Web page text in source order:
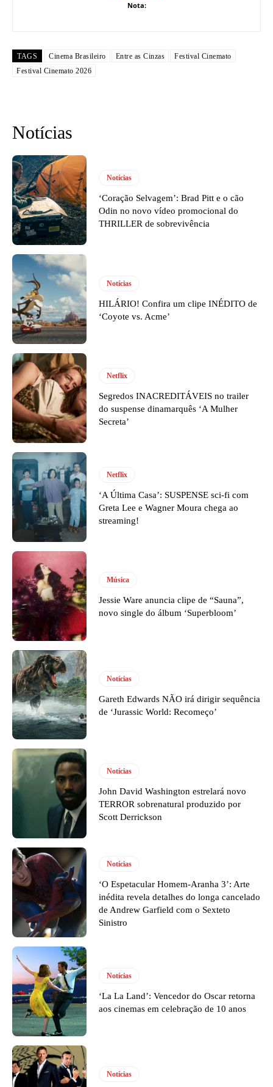
Nota:
TAGS Cinema Brasileiro Entre as Cinzas
Festival Cinemato
Festival Cinemato 2026
Notícias
Notícias
‘Coração Selvagem’: Brad Pitt e o cão
Odin no novo vídeo promocional do
THRILLER de sobrevivência
Notícias
HILÁRIO! Confira um clipe INÉDITO de
‘Coyote vs. Acme’
Netflix
Segredos INACREDITÁVEIS no trailer
do suspense dinamarquês ‘A Mulher
Secreta’
Netflix
‘A Última Casa’: SUSPENSE sci-fi com
Greta Lee e Wagner Moura chega ao
streaming!
Música
Jessie Ware anuncia clipe de “Sauna”,
novo single do álbum ‘Superbloom’
Notícias
Gareth Edwards NÃO irá dirigir sequência
de ‘Jurassic World: Recomeço’
Notícias
John David Washington estrelará novo
TERROR sobrenatural produzido por
Scott Derrickson
Notícias
‘O Espetacular Homem-Aranha 3’: Arte
inédita revela detalhes do longa cancelado
de Andrew Garfield com o Sexteto
Sinistro
Notícias
‘La La Land’: Vencedor do Oscar retorna
aos cinemas em celebração de 10 anos
Notícias